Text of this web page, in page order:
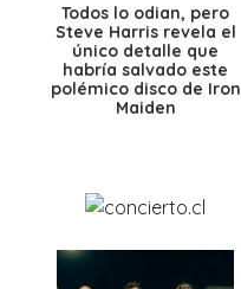
Todos lo odian, pero
Steve Harris revela el
único detalle que
habría salvado este
polémico disco de Iron
Maiden